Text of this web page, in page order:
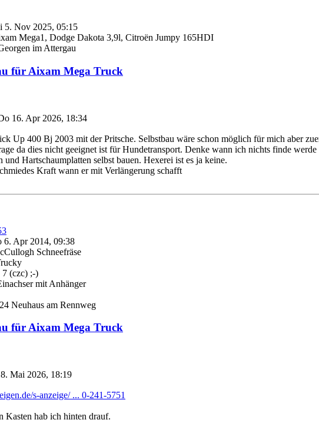
5. Nov 2025, 05:15
Mega1, Dodge Dakota 3,9l, Citroën Jumpy 165HDI
im Attergau
für Aixam Mega Truck
16. Apr 2026, 18:34
Up 400 Bj 2003 mit der Pritsche. Selbstbau wäre schon möglich für mich aber
da dies nicht geeignet ist für Hundetransport. Denke wann ich nichts finde
Hartschaumplatten selbst bauen. Hexerei ist es ja keine.
Kraft wann er mit Verlängerung schafft
6. Apr 2014, 09:38
Schneefräse
(czc) ;-)
mit Anhänger
Neuhaus am Rennweg
für Aixam Mega Truck
Mai 2026, 18:19
s-anzeige/ ... 0-241-5751
Kasten hab ich hinten drauf.